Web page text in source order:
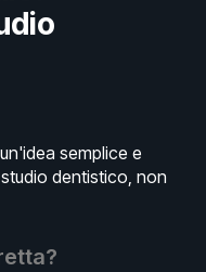
semplice e
dentistico, non